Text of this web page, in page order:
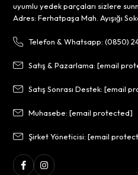
uyumlu yedek parçaları sizlere
Adres: Ferhatpaşa Mah. Ayışığı
Telefon & Whatsapp: (0850)
Satış & Pazarlama:[email
Satış Sonrası Destek:[email
Muhasebe:[email protected]
Şirket Yöneticisi:[email